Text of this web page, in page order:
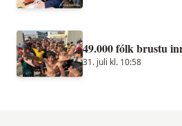
49.000 fólk brustu
31. juli kl. 10:58